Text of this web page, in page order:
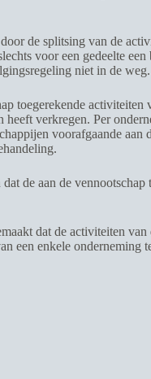
de splitsing van de
voor een gedeelte
niet in de weg.
toegerekende activiteiten
verkregen. Per
voorafgaande
de aan de vennootschap
dat de activiteiten
een enkele onderneming